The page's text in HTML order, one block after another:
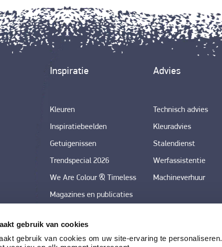
gebruik van cookies
gebruik van cookies om uw site-ervaring te personaliseren.
Inspiratie
Kleuren
Inspiratiebeelden
Getuigenissen
Trendspecial 2026
We Are Colour & Timeless
Magazines en publicaties
kleurtrends in decoratieve
technieken
Advies
Technisch advies
Kleuradvies
Stalendienst
Werfassistentie
Machineverhuur